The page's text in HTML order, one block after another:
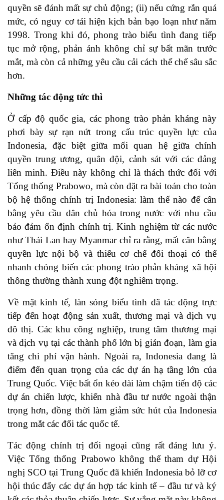
quyền sẽ đánh mất sự chủ động; (ii) nếu cứng rắn quá
mức, có nguy cơ tái hiện kịch bản bạo loạn như năm
1998. Trong khi đó, phong trào biểu tình đang tiếp
tục mở rộng, phản ánh không chỉ sự bất mãn trước
mắt, mà còn cả những yêu cầu cải cách thể chế sâu sắc
hơn.
Những tác động tức thì
Ở cấp độ quốc gia, các phong trào phản kháng này
phơi bày sự rạn nứt trong cấu trúc quyền lực của
Indonesia, đặc biệt giữa mối quan hệ giữa chính
quyền trung ương, quân đội, cảnh sát với các đảng
liên minh. Điều này không chỉ là thách thức đối với
Tổng thống Prabowo, mà còn đặt ra bài toán cho toàn
bộ hệ thống chính trị Indonesia: làm thế nào để cân
bằng yêu cầu dân chủ hóa trong nước với nhu cầu
bảo đảm ổn định chính trị. Kinh nghiệm từ các nước
như Thái Lan hay Myanmar chỉ ra rằng, mất cân bằng
quyền lực nội bộ và thiếu cơ chế đối thoại có thể
nhanh chóng biến các phong trào phản kháng xã hội
thông thường thành xung đột nghiêm trọng.
Về mặt kinh tế, làn sóng biểu tình đã tác động trực
tiếp đến hoạt động sản xuất, thương mại và dịch vụ
đô thị. Các khu công nghiệp, trung tâm thương mại
và dịch vụ tại các thành phố lớn bị gián đoạn, làm gia
tăng chi phí vận hành. Ngoài ra, Indonesia đang là
điểm đến quan trọng của các dự án hạ tầng lớn của
Trung Quốc. Việc bất ổn kéo dài làm chậm tiến độ các
dự án chiến lược, khiến nhà đầu tư nước ngoài thận
trọng hơn, đồng thời làm giảm sức hút của Indonesia
trong mắt các đối tác quốc tế.
Tác động chính trị đối ngoại cũng rất đáng lưu ý.
Việc Tổng thống Prabowo không thể tham dự Hội
nghị SCO tại Trung Quốc đã khiến Indonesia bỏ lỡ cơ
hội thúc đẩy các dự án hợp tác kinh tế – đầu tư và ký